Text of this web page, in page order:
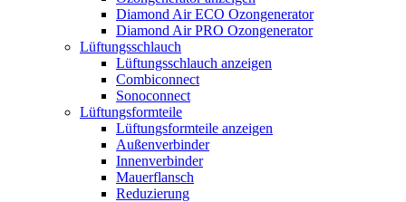
Diamond Air ECO Ozongenerator
Diamond Air PRO Ozongenerator
Lüftungsschlauch
Lüftungsschlauch anzeigen
Combiconnect
Sonoconnect
Lüftungsformteile
Lüftungsformteile anzeigen
Außenverbinder
Innenverbinder
Mauerflansch
Reduzierung